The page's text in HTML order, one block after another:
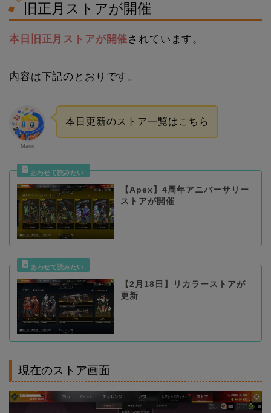
旧正月ストアが開催
本日旧正月ストアが開催されています。
内容は下記のとおりです。
Marin
本日更新のストア一覧はこちら
【Apex】4周年アニバーサリー
ストアが開催
【2月18日】リカラーストアが
更新
現在のストア画面